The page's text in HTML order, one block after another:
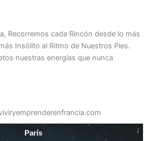
Recorremos cada Rincón desde lo más
Insólito al Ritmo de Nuestros Pies.
nuestras energías que nunca
París